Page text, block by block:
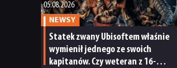
05.08.2026
NEWSY
Statek zwany Ubisoftem właśnie
wymienił jednego ze swoich
kapitanów. Czy weteran z 16-